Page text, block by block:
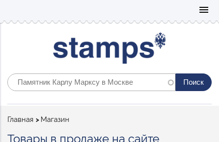
menu
Строка
Главная Магазин
Товары в продаже на сайте